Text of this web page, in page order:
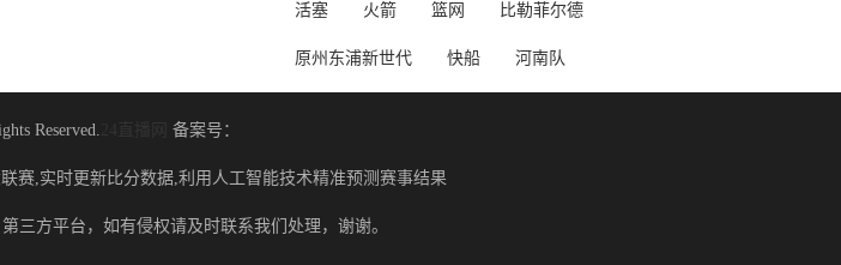
活塞 火箭 篮网 比勒菲尔德
原州东浦新世代 快船 河南队
Reserved. 备案号：
赛,实时更新比分数据,利用人工智能技术精准预测赛事结果
三方平台，如有侵权请及时联系我们处理，谢谢。